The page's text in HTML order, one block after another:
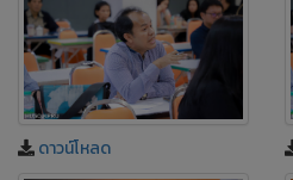
ดาวน์โหลด